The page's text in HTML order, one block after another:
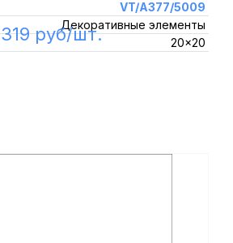
VT/A377/5009
Декоративные элементы
20x20
319 руб/шт.